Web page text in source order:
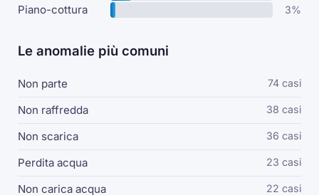
Piano-cottura 3%
Le anomalie più comuni
Non parte 74 casi
Non raffredda 38 casi
Non scarica 36 casi
Perdita acqua 23 casi
Non carica acqua 22 casi